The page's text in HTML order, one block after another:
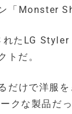
「Monster
れたLG
トだ。
だけで洋服を
クな製品だ